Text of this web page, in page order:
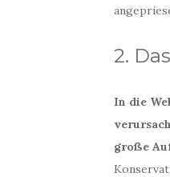
2.
In die
große